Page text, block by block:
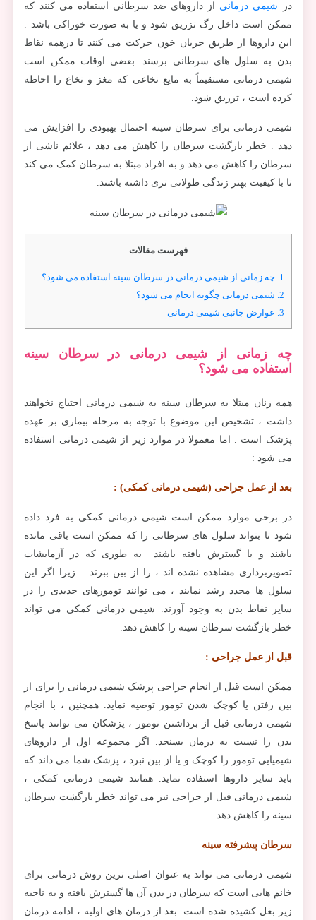
در شیمی درمانی از داروهای ضد سرطانی استفاده می کنند که
ممکن است داخل رگ تزریق شود و یا به صورت خوراکی باشد .
این داروها از طریق جریان خون حرکت می کنند تا درهمه نقاط
بدن به سلول های سرطانی برسند. بعضی اوقات ممکن است
شیمی درمانی مستقیماً به مایع نخاعی که مغز و نخاع را احاطه
کرده است ، تزریق شود.
شیمی درمانی برای سرطان سینه احتمال بهبودی را افزایش می
دهد . خطر بازگشت سرطان را کاهش می دهد ، علائم ناشی از
سرطان را کاهش می دهد و به افراد مبتلا به سرطان کمک می کند
تا با کیفیت بهتر زندگی طولانی تری داشته باشند.
فهرست مقالات
1. چه زمانی از شيمی درمانی در سرطان سينه استفاده می شود؟
2. شیمی درمانی چگونه انجام می شود؟
3. عوارض جانبی شیمی درمانی
چه زمانی از شيمی درمانی در سرطان سينه
استفاده می شود؟
همه زنان مبتلا به سرطان سینه به شیمی درمانی احتیاج نخواهند
داشت ، تشخیص این موضوع با توجه به مرحله بیماری بر عهده
پزشک است . اما معمولا در موارد زیر از شیمی درمانی استفاده
می شود :
بعد از عمل جراحی (شیمی درمانی کمکی) :
در برخی موارد ممکن است شیمی درمانی کمکی به فرد داده
شود تا بتواند سلول های سرطانی را که ممکن است باقی مانده
باشند و یا گسترش یافته باشند به طوری که در آزمایشات
تصویربرداری مشاهده نشده اند ، را از بین ببرند. . زیرا اگر این
سلول ها مجدد رشد نمایند ، می توانند تومورهای جدیدی را در
سایر نقاط بدن به وجود آورند. شیمی درمانی کمکی می تواند
خطر بازگشت سرطان سینه را کاهش دهد.
قبل از عمل جراحی :
ممکن است قبل از انجام جراحی پزشک شیمی درمانی را برای از
بین رفتن یا کوچک شدن تومور توصیه نماید. همچنین ، با انجام
شیمی درمانی قبل از برداشتن تومور ، پزشکان می توانند پاسخ
بدن را نسبت به درمان بسنجد. اگر مجموعه اول از داروهای
شیمیایی تومور را کوچک و یا از بین نبرد ، پزشک شما می داند که
باید سایر داروها استفاده نماید. همانند شیمی درمانی کمکی ،
شیمی درمانی قبل از جراحی نیز می تواند خطر بازگشت سرطان
سینه را کاهش دهد.
سرطان پیشرفته سینه
شیمی درمانی می تواند به عنوان اصلی ترین روش درمانی برای
خانم هایی است که سرطان در بدن آن ها گسترش یافته و به ناحیه
زیر بغل کشیده شده است. بعد از درمان های اولیه ، ادامه درمان